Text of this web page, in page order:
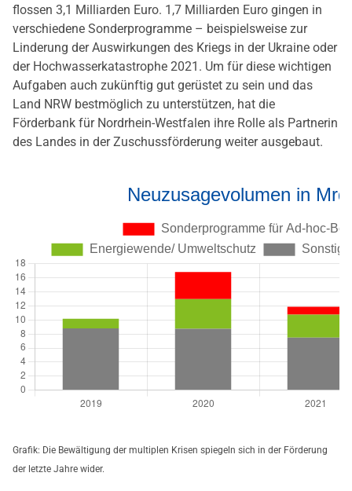
flossen 3,1 Milliarden Euro. 1,7 Milliarden Euro gingen in
verschiedene Sonderprogramme – beispielsweise zur
Linderung der Auswirkungen des Kriegs in der Ukraine oder
der Hochwasserkatastrophe 2021. Um für diese wichtigen
Aufgaben auch zukünftig gut gerüstet zu sein und das
Land NRW bestmöglich zu unterstützen, hat die
Förderbank für Nordrhein-Westfalen ihre Rolle als Partnerin
des Landes in der Zuschussförderung weiter ausgebaut.
Grafik: Die Bewältigung der multiplen Krisen spiegeln sich in der Förderung
der letzte Jahre wider.